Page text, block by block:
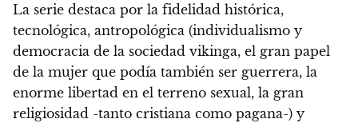
La serie destaca por la fidelidad histórica,
tecnológica, antropológica (individualismo y
democracia de la sociedad vikinga, el gran papel
de la mujer que podía también ser guerrera, la
enorme libertad en el terreno sexual, la gran
religiosidad -tanto cristiana como pagana-) y